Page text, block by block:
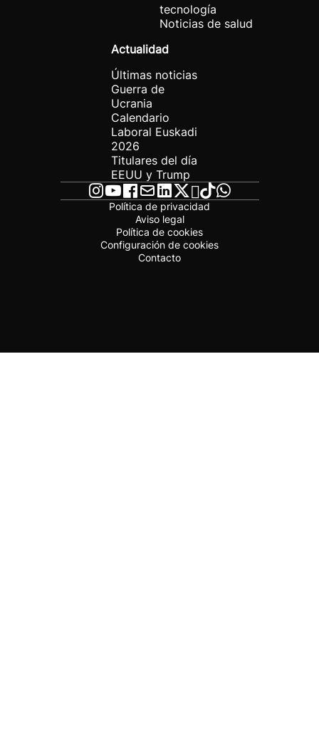
tecnología
Noticias de salud
Actualidad
Últimas noticias
Guerra de
Ucrania
Calendario
Laboral Euskadi
2026
Titulares del día
EEUU y Trump
Política de privacidad
Aviso legal
Política de cookies
Configuración de cookies
Contacto